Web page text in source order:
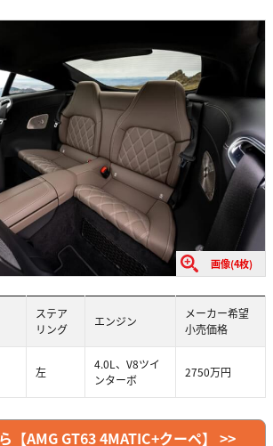
画像(4枚)
ステア
リング
エンジン
メーカー希望
小売価格
左
4.0L、V8ツイ
ンターボ
2750万円
【AMG GT63 4MATIC+クーペ】 >>